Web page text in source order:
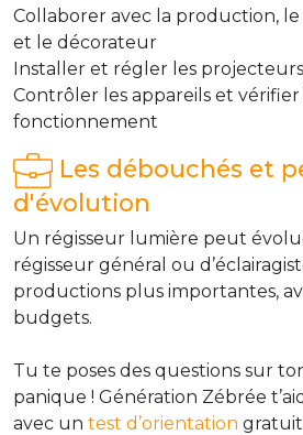
Collaborer avec la production,
et le décorateur
Installer et régler les
Contrôler les appareils et
fonctionnement
Les débouchés et
d'évolution
Un régisseur lumière peut
régisseur général ou
productions plus importantes,
budgets.
Tu te poses des questions sur
panique ! Génération Zébrée
avec un test d’orientation gratuit